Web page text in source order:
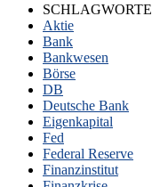
SCHLAGWORTE
Aktie
Bank
Bankwesen
Börse
DB
Deutsche Bank
Eigenkapital
Fed
Federal Reserve
Finanzinstitut